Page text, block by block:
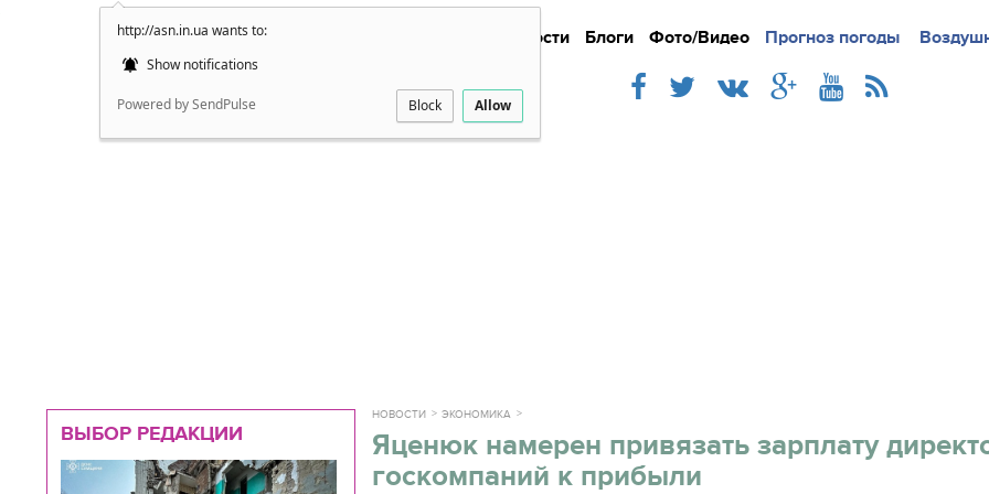
http://asn.in.ua wants to:
Show notifications
Powered by SendPulse Block Allow
Новости Блоги Фото/Видео Прогноз погоды
Подробно Новости
ВЫБОР РЕДАКЦИИ
НОВОСТИ ЭКОНОМИКА
Яценюк намерен привязать зарплату
госкомпаний к прибыли